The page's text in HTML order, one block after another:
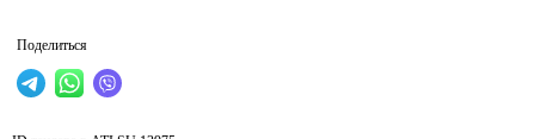
Поделиться